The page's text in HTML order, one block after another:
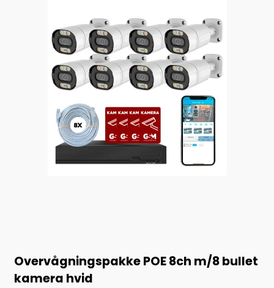
Overvågningspakke POE 8ch m/8 bullet
kamera hvid